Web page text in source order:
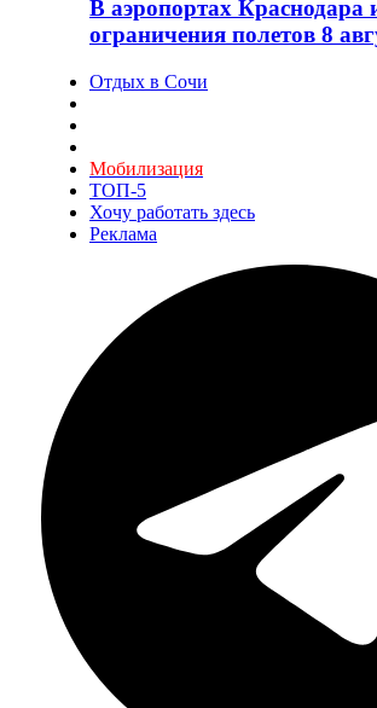
В аэропортах Краснодара
ограничения полетов 8
Отдых в Сочи
Мобилизация
ТОП-5
Хочу работать здесь
Реклама